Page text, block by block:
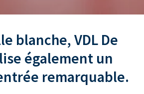
blanche, VDL De
également un
remarquable.